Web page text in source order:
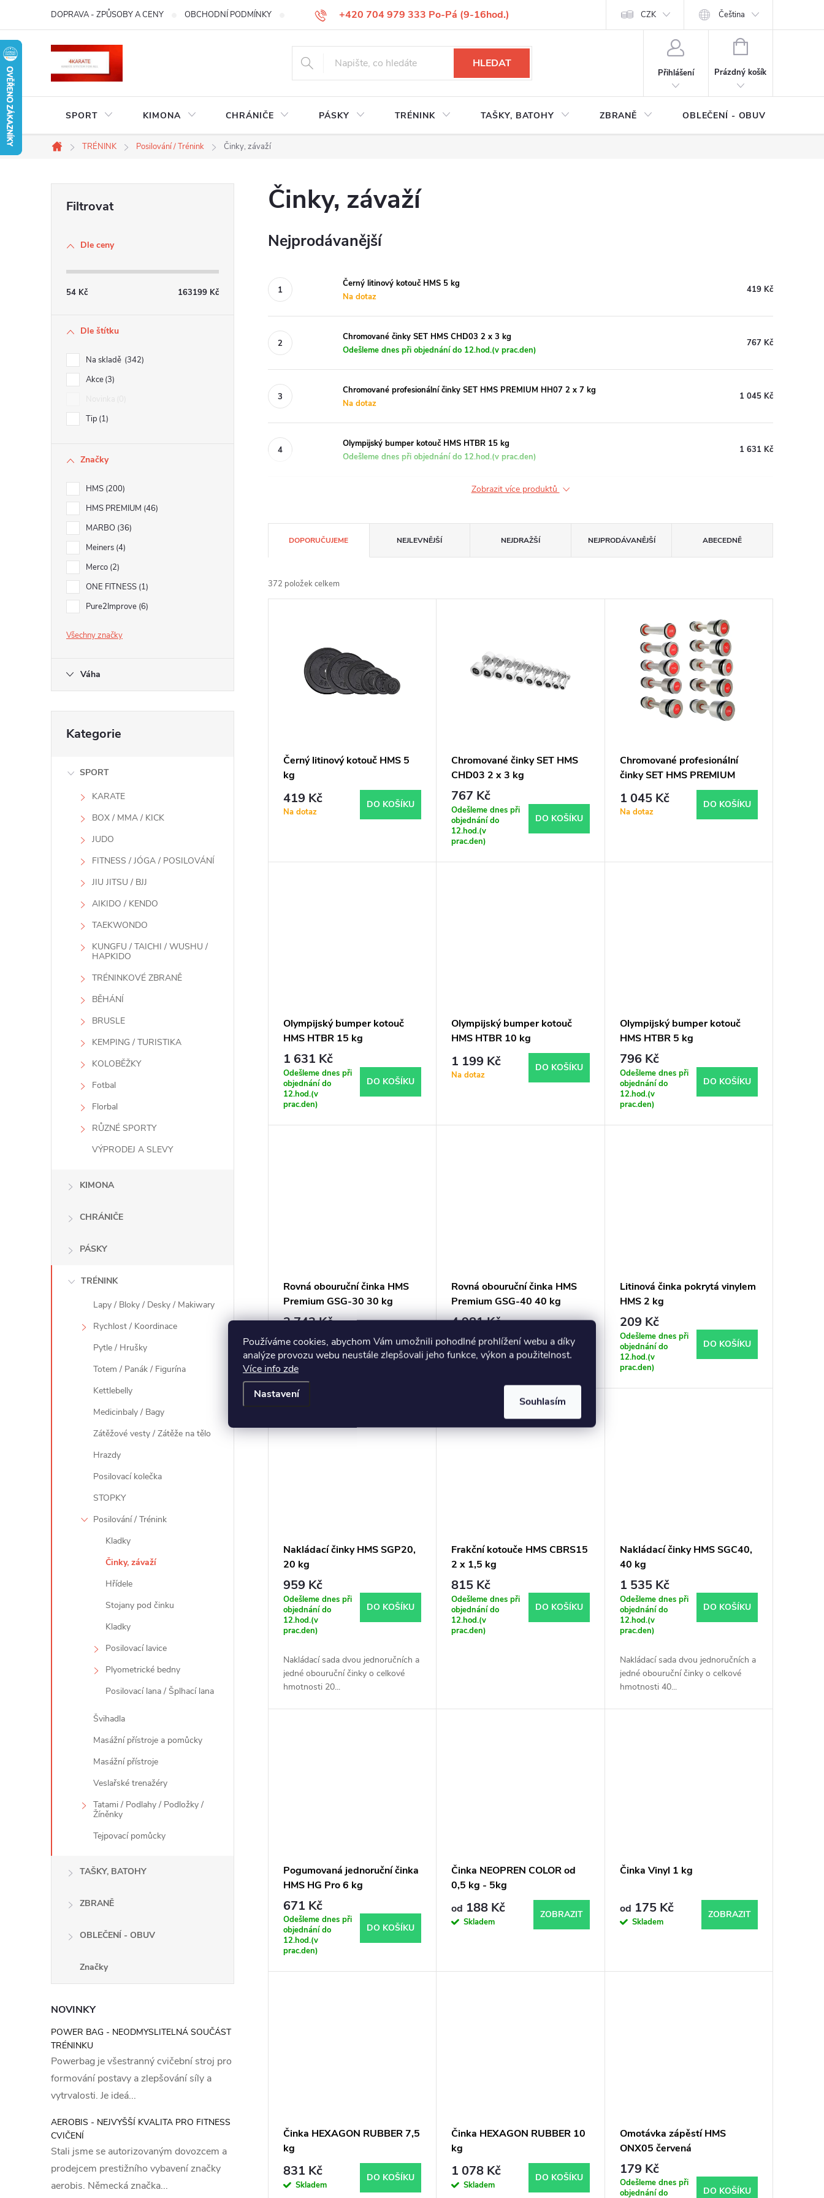
Používáme cookies, abychom Vám umožnili pohodlné prohlížení webu a díky
analýze provozu webu neustále zlepšovali jeho funkce, výkon a použitelnost.
Více info zde
Nastavení
Souhlasím
obsah
+420 704 979 333 Po-Pá (9-16hod.)
DOPRAVA - ZPŮSOBY A CENY OBCHODNÍ PODMÍNKY VÝMĚNA ZBOŽÍ REKLAMACE ZBOŽÍ ODSTOUPENÍ OD KUPNÍ SMLOUVY OCHRANA OSOBNÍCH DAT Moje objednávka
CZK Čeština
HLEDAT
Přihlášení
NÁKUPNÍ
Prázdný košík
SPORT KIMONA CHRÁNIČE PÁSKY TRÉNINK TAŠKY, BATOHY ZBRANĚ OBLEČENÍ - OBUV
Domů
TRÉNINK Posilování / Trénink Činky, závaží
Dle ceny
54 Kč 163199 Kč
Dle štítku
Na skladě 342
Akce 3
Tip 1
Značky
HMS 200
HMS PREMIUM 46
MARBO 36
Meiners 4
Merco 2
ONE FITNESS 1
Pure2Improve 6
Všechny značky
Váha
kategorie
Kategorie
SPORT
KARATE
BOX / MMA / KICK
JUDO
FITNESS / JÓGA / POSILOVÁNÍ
JIU JITSU / BJJ
AIKIDO / KENDO
TAEKWONDO
KUNGFU / TAICHI / WUSHU /
HAPKIDO
TRÉNINKOVÉ ZBRANĚ
BĚHÁNÍ
BRUSLE
KEMPING / TURISTIKA
KOLOBĚŽKY
Fotbal
Florbal
RŮZNÉ SPORTY
VÝPRODEJ A SLEVY
KIMONA
CHRÁNIČE
PÁSKY
TRÉNINK
Lapy / Bloky / Desky / Makiwary
Rychlost / Koordinace
Pytle / Hrušky
Totem / Panák / Figurína
Kettlebelly
Medicinbaly / Bagy
Zátěžové vesty / Zátěže na tělo
Hrazdy
Posilovací kolečka
STOPKY
Posilování / Trénink
Kladky
Činky, závaží
Hřídele
Stojany pod činku
Kladky
Posilovací lavice
Plyometrické bedny
Posilovací lana / Šplhací lana
Švihadla
Masážní přístroje a pomůcky
Masážní přístroje
Veslařské trenažéry
Tatami / Podlahy / Podložky /
Žíněnky
Tejpovací pomůcky
TAŠKY, BATOHY
ZBRANĚ
OBLEČENÍ - OBUV
Značky
NOVINKY
POWER BAG - NEODMYSLITELNÁ SOUČÁST
TRÉNINKU
Powerbag je všestranný cvičební stroj pro
formování postavy a zlepšování síly a
vytrvalosti. Je ideá...
AEROBIS - NEJVYŠŠÍ KVALITA PRO FITNESS
CVIČENÍ
Stali jsme se autorizovaným dovozcem a
prodejcem prestižního vybavení značky
aerobis. Německá značka...
Činky, závaží
Nejprodávanější
Černý litinový kotouč HMS 5 kg
Na dotaz
419 Kč
Chromované činky SET HMS CHD03 2 x 3 kg
Odešleme dnes při objednání do 12.hod.(v prac.den)
767 Kč
Chromované profesionální činky SET HMS PREMIUM HH07 2 x 7 kg
Na dotaz
1 045 Kč
Olympijský bumper kotouč HMS HTBR 15 kg
Odešleme dnes při objednání do 12.hod.(v prac.den)
1 631 Kč
Zobrazit více produktů
a
z
DOPORUČUJEME NEJLEVNĚJŠÍ NEJDRAŽŠÍ NEJPRODÁVANĚJŠÍ ABECEDNĚ
372 položek celkem
d
Černý litinový kotouč HMS 5
kg
419 Kč
Na dotaz
DO KOŠÍKU
Chromované činky SET HMS
CHD03 2 x 3 kg
767 Kč
Odešleme dnes při
objednání do
12.hod.(v
prac.den)
DO KOŠÍKU
Chromované profesionální
činky SET HMS PREMIUM
HH07 2 x 7 kg
1 045 Kč
Na dotaz
DO KOŠÍKU
Olympijský bumper kotouč
HMS HTBR 15 kg
1 631 Kč
Odešleme dnes při
objednání do
12.hod.(v
prac.den)
DO KOŠÍKU
Olympijský bumper kotouč
HMS HTBR 10 kg
1 199 Kč
Na dotaz
DO KOŠÍKU
Olympijský bumper kotouč
HMS HTBR 5 kg
796 Kč
Odešleme dnes při
objednání do
12.hod.(v
prac.den)
DO KOŠÍKU
Rovná obouruční činka HMS
Premium GSG-30 30 kg
3 743 Kč
Odešleme dnes při
objednání do
12.hod.(v
prac.den)
DO KOŠÍKU
Rovná obouruční činka HMS
Premium GSG-40 40 kg
4 981 Kč
Odešleme dnes při
objednání do
12.hod.(v
DO KOŠÍKU
Litinová činka pokrytá vinylem
HMS 2 kg
209 Kč
Odešleme dnes při
objednání do
12.hod.(v
prac.den)
DO KOŠÍKU
Nakládací činky HMS SGP20,
20 kg
959 Kč
Odešleme dnes při
objednání do
12.hod.(v
prac.den)
DO KOŠÍKU
Nakládací sada dvou jednoručních a
jedné obouruční činky o celkové
hmotnosti 20...
Frakční kotouče HMS CBRS15
2 x 1,5 kg
815 Kč
Odešleme dnes při
objednání do
12.hod.(v
prac.den)
DO KOŠÍKU
Nakládací činky HMS SGC40,
40 kg
1 535 Kč
Odešleme dnes při
objednání do
12.hod.(v
prac.den)
DO KOŠÍKU
Nakládací sada dvou jednoručních a
jedné obouruční činky o celkové
hmotnosti 40...
Pogumovaná jednoruční činka
HMS HG Pro 6 kg
671 Kč
Odešleme dnes při
objednání do
12.hod.(v
prac.den)
DO KOŠÍKU
Činka NEOPREN COLOR od
0,5 kg - 5kg
od 188 Kč
Skladem
ZOBRAZIT
Činka Vinyl 1 kg
od 175 Kč
Skladem
ZOBRAZIT
Činka HEXAGON RUBBER 7,5
kg
831 Kč
Skladem
DO KOŠÍKU
Činka HEXAGON RUBBER 10
kg
1 078 Kč
Skladem
DO KOŠÍKU
Omotávka zápěstí HMS
ONX05 červená
179 Kč
Odešleme dnes při
objednání do
DO KOŠÍKU